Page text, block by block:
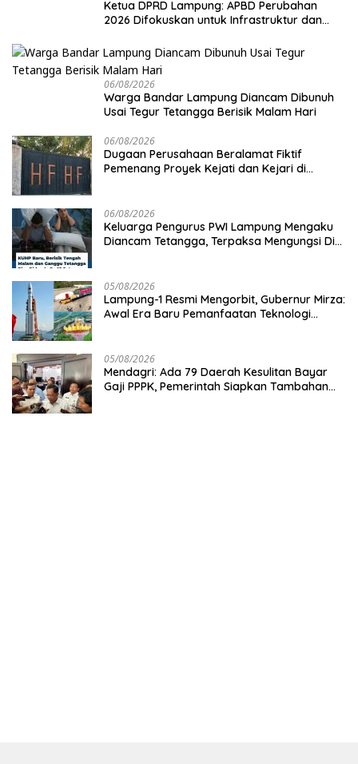
Ketua DPRD Lampung: APBD Perubahan
2026 Difokuskan untuk Infrastruktur dan
06/08/2026
Warga Bandar Lampung Diancam Dibunuh
Usai Tegur Tetangga Berisik Malam Hari
06/08/2026
Dugaan Perusahaan Beralamat Fiktif
Pemenang Proyek Kejati dan Kejari di
Disorot
06/08/2026
Keluarga Pengurus PWI Lampung Mengaku
Diancam Tetangga, Terpaksa Mengungsi Dini
05/08/2026
Lampung-1 Resmi Mengorbit, Gubernur Mirza:
Awal Era Baru Pemanfaatan Teknologi
05/08/2026
Mendagri: Ada 79 Daerah Kesulitan Bayar
Gaji PPPK, Pemerintah Siapkan Tambahan